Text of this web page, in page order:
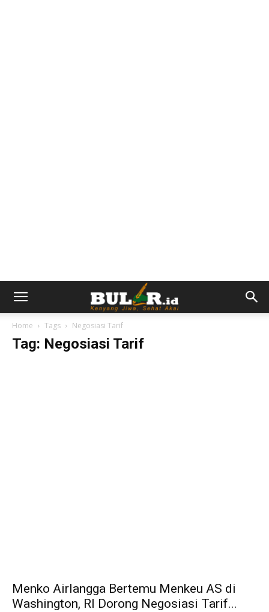
Home Tags Negosiasi Tarif
Tag: Negosiasi Tarif
Menko Airlangga Bertemu Menkeu AS di
Washington, RI Dorong Negosiasi Tarif...